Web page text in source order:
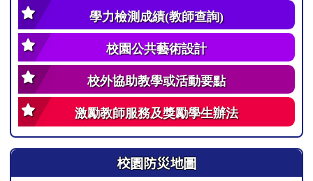
學力檢測成績(教師查詢)
校園公共藝術設計
校外協助教學或活動要點
激勵教師服務及獎勵學生辦法
校園防災地圖